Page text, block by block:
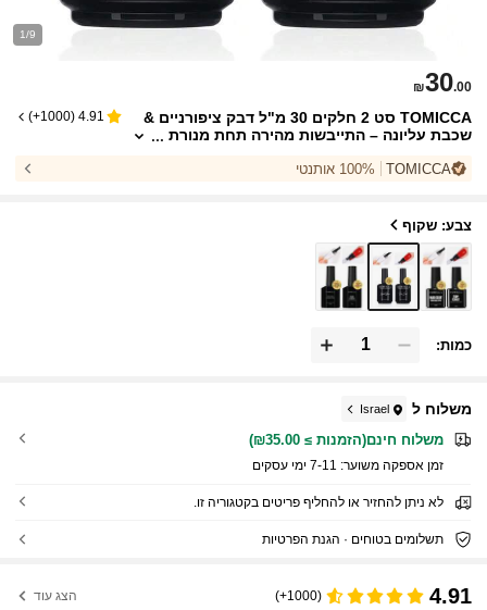
1/9
₪30.00
TOMICCA סט 2 חלקים 30 מ"ל דבק ציפורניים &
שכבת עליונה – התייבשות מהירה תחת מנורת
לקצות הציפורניים & שכבת עליונה מבריקה לאמנו
4.91
(
1000+
)
TOMICCA 100% אותנטי
צבע: שקוף
כמות:
משלוח ל Israel
משלוח חינם(הזמנות ≥ ₪35.00)
זמן אספקה ​​משוער: 7-11 ימי עסקים
לא ניתן להחזיר או להחליף פריטים בקטגוריה זו.
תשלומים בטוחים · הגנת הפרטיות
4.91
(1000+) הצג עוד